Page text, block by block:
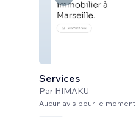
Services
Par HIMAKU
Aucun avis pour le moment